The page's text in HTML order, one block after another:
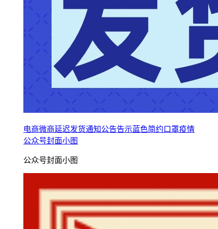
电商微商延迟发货通知公告告示蓝色简约口罩疫情
公众号封面小图
公众号封面小图